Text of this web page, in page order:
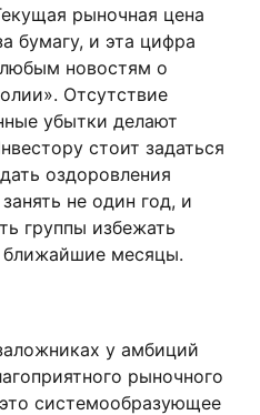
рыночная цена
бумагу, и эта цифра
любым новостям о
Отсутствие
убытки делают
стоит задаться
оздоровления
не один год, и
группы избежать
ближайшие месяцы.
у амбиций
рыночного
системообразующее